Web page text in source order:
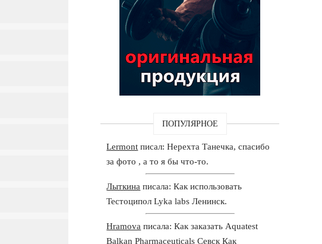
ПОПУЛЯРНОЕ
Lermont писал: Нерехта Танечка, спасибо
за фото , а то я бы что-то.
Лыткина писала: Как использовать
Тестоципол Lyka labs Ленинск.
Hramova писала: Как заказать Aquatest
Balkan Pharmaceuticals Севск Как